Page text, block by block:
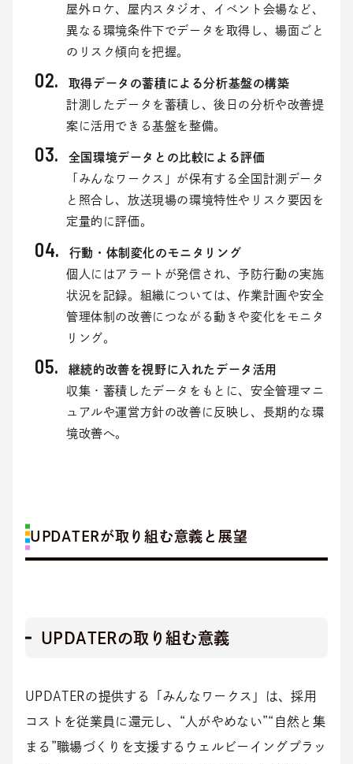
屋外ロケ、屋内スタジオ、イベント会場など、
異なる環境条件下でデータを取得し、場面ごと
のリスク傾向を把握。
取得データの蓄積による分析基盤の構築
計測したデータを蓄積し、後日の分析や改善提
案に活用できる基盤を整備。
全国環境データとの比較による評価
「みんなワークス」が保有する全国計測データ
と照合し、放送現場の環境特性やリスク要因を
定量的に評価。
行動・体制変化のモニタリング
個人にはアラートが発信され、予防行動の実施
状況を記録。組織については、作業計画や安全
管理体制の改善につながる動きや変化をモニタ
リング。
継続的改善を視野に入れたデータ活用
収集・蓄積したデータをもとに、安全管理マニ
ュアルや運営方針の改善に反映し、長期的な環
境改善へ。
UPDATERが取り組む意義と展望
UPDATERの取り組む意義
UPDATERの提供する「みんなワークス」は、採用
コストを従業員に還元し、“人がやめない”“自然と集
まる”職場づくりを支援するウェルビーイングプラッ